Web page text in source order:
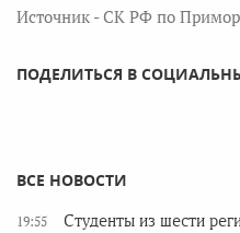
Источник - СК РФ по
ПОДЕЛИТЬСЯ В
ВСЕ НОВОСТИ
19:55
Студенты из шести